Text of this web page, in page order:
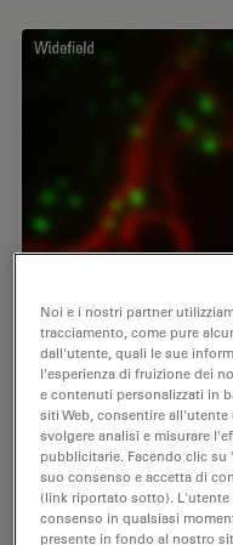
Noi e i nostri partner
tracciamento, come pure
dall'utente, quali le sue
l'esperienza di fruizione dei
e contenuti personalizzati in
siti Web, consentire
svolgere analisi e misurare
pubblicitarie. Facendo clic
suo consenso e accetta di
(link riportato sotto). L'utente
consenso in qualsiasi
presente in fondo al nostro